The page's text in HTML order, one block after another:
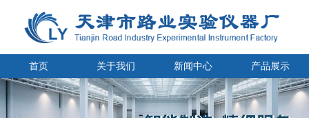
首页 关于我们 新闻中心 产品展示